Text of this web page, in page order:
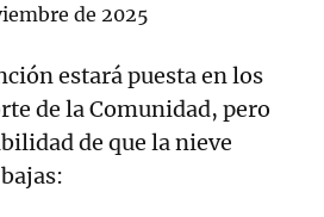
de 2025
estará puesta en los
de la Comunidad, pero
de que la nieve